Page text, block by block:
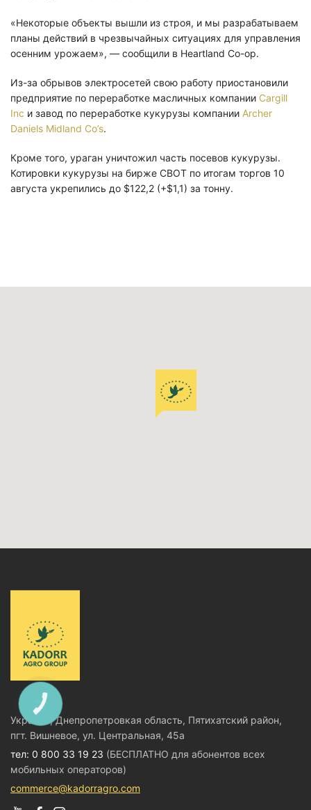
«Некоторые объекты вышли из строя, и мы разрабатываем
планы действий в чрезвычайных ситуациях для управления
осенним урожаем», — сообщили в Heartland Co-op.
Из-за обрывов электросетей свою работу приостановили
предприятие по переработке масличных компании Cargill
Inc и завод по переработке кукурузы компании Archer
Daniels Midland Co’s.
Кроме того, ураган уничтожил часть посевов кукурузы.
Котировки кукурузы на бирже СВОТ по итогам торгов 10
августа укрепились до $122,2 (+$1,1) за тонну.
Украина, Днепропетровкая область, Пятихатский район,
пгт. Вишневое, ул. Центральная, 45а
тел: 0 800 33 19 23 (БЕСПЛАТНО для абонентов всех
мобильных операторов)
commerce@kadorragro.com
КНОПКА
СВЯЗИ